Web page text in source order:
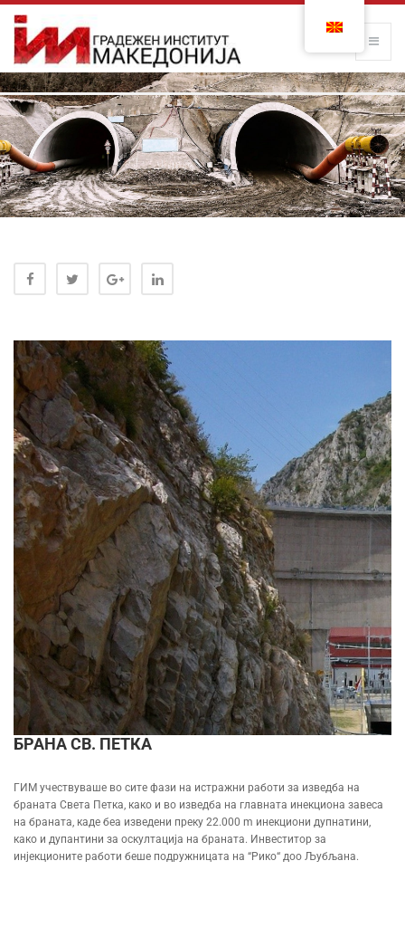
БРАНА СВ. ПЕТКА
ГИМ учествуваше во сите фази на истражни работи за изведба на
браната Света Петка, како и во изведба на главната инекциона завеса
на браната, каде беа изведени преку 22.000 m инекциони дупнатини,
како и дупантини за оскултација на браната. Инвеститор за
инјекционите работи беше подружницата на “Рико“ доо Љубљана.